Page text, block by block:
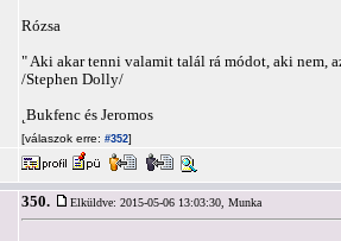
Rózsa
" Aki akar tenni valamit talál rá módot, aki nem,
/Stephen Dolly/
˛Bukfenc és Jeromos
[válaszok erre: #352]
350. Elküldve: 2015-05-06 13:03:30, Munka